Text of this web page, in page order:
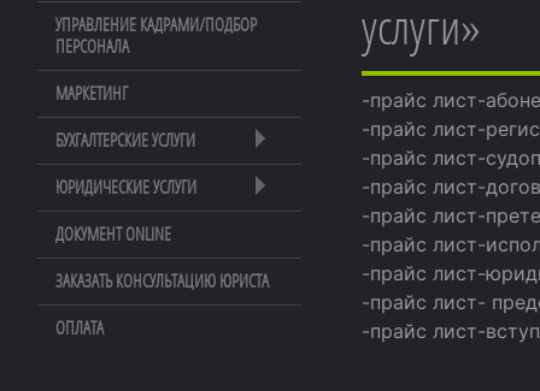
услуги»
-прайс лист-
-прайс лист-
-прайс лист-
-прайс лист-
-прайс лист-
-прайс лист-
-прайс лист-
-прайс лист-
-прайс лист-
УПРАВЛЕНИЕ КАДРАМИ/ПОДБОР
ПЕРСОНАЛА
МАРКЕТИНГ
БУХГАЛТЕРСКИЕ УСЛУГИ
ЮРИДИЧЕСКИЕ УСЛУГИ
ДОКУМЕНТ ONLINE
ЗАКАЗАТЬ КОНСУЛЬТАЦИЮ ЮРИСТА
ОПЛАТА